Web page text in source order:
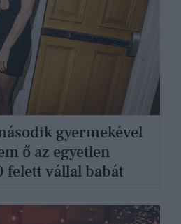
gyermekével
ő az egyetlen
felett vállal babát